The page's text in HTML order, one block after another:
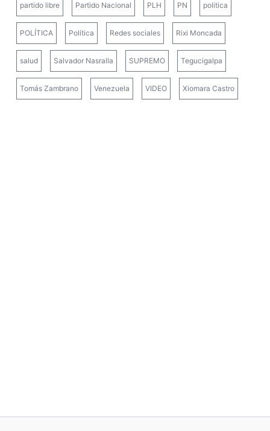
partido libre Partido Nacional PLH PN politica
POLÍTICA Política Redes sociales Rixi Moncada
salud Salvador Nasralla SUPREMO Tegucigalpa
Tomás Zambrano Venezuela VIDEO Xiomara Castro